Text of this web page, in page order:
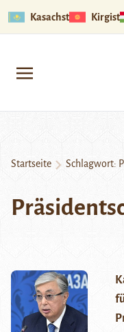
Kasachstan
Startseite Schlagwort: